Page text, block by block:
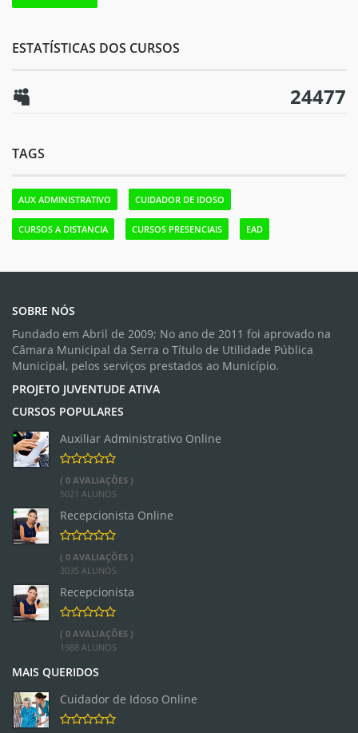
ESTATÍSTICAS DOS CURSOS
24477
TAGS
AUX ADMINISTRATIVO CUIDADOR DE IDOSO
CURSOS A DISTANCIA CURSOS PRESENCIAIS EAD
SOBRE NÓS
Fundado em Abril de 2009; No ano de 2011 foi aprovado na
Câmara Municipal da Serra o Título de Utilidade Pública
Municipal, pelos serviços prestados ao Município.
PROJETO JUVENTUDE ATIVA
CURSOS POPULARES
Auxiliar Administrativo Online
( 0 AVALIAÇÕES )
5021 ALUNOS
Recepcionista Online
( 0 AVALIAÇÕES )
3035 ALUNOS
Recepcionista
( 0 AVALIAÇÕES )
1988 ALUNOS
MAIS QUERIDOS
Cuidador de Idoso Online